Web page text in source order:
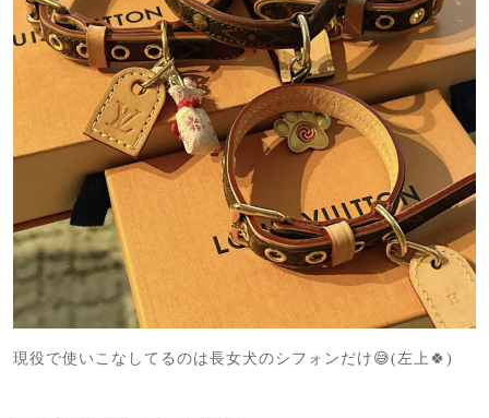
現役で使いこなしてるのは長女犬のシフォンだけ😅(左上🍀)